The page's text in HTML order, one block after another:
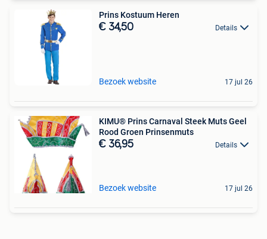
Prins Kostuum Heren
€ 34,50 Details
Bezoek website 17 jul 26
KIMU® Prins Carnaval Steek Muts Geel
Rood Groen Prinsenmuts
€ 36,95 Details
Bezoek website 17 jul 26